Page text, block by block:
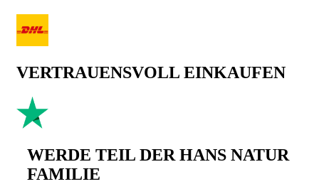
VERTRAUENSVOLL EINKAUFEN
WERDE TEIL DER HANS NATUR
FAMILIE